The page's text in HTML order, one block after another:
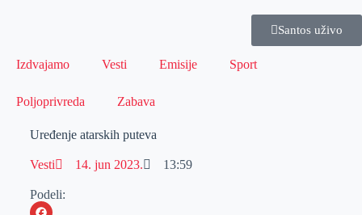
Santos uživo
Izdvajamo Vesti Emisije Sport
Poljoprivreda Zabava
Uređenje atarskih puteva
Vesti 14. jun 2023. 13:59
Podeli: